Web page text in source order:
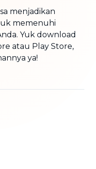
menjadikan
memenuhi
Yuk download
atau Play Store,
ya!